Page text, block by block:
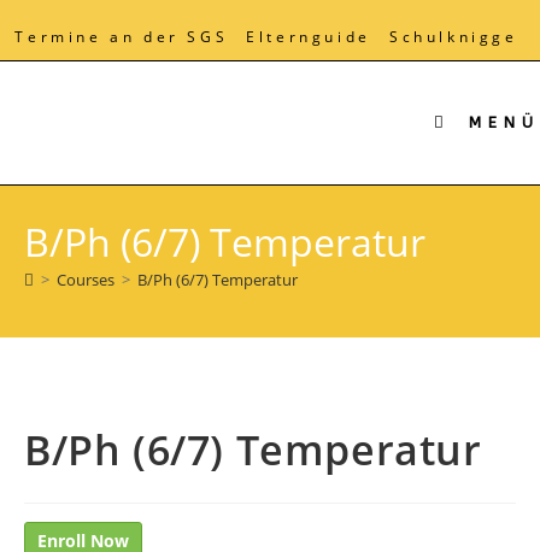
springen
Termine an der SGS Elternguide Schulknigge
MENÜ
B/Ph (6/7) Temperatur
> Courses > B/Ph (6/7) Temperatur
B/Ph (6/7) Temperatur
Enroll Now